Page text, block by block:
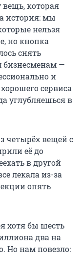
которая
история: мы
нельзя
но кнопка
снять
бизнесменам —
и
сервиса
углубляешься в
четырёх вещей с
её до
в другой
лекала из-за
опять
хотя бы шесть
два на
Но нам повезло: